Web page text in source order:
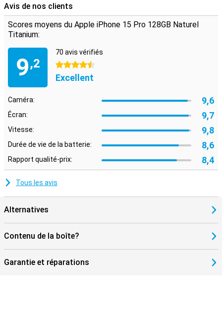
Avis de nos clients
Scores moyens du Apple iPhone 15 Pro 128GB Naturel
Titanium:
9,2
70 avis vérifiés
4.5 étoiles
Excellent
Caméra: 9,6
Écran: 9,7
Vitesse: 9,8
Durée de vie de la batterie: 8,6
Rapport qualité-prix: 8,4
Tous les avis
Alternatives
Contenu de la boîte?
Garantie et réparations